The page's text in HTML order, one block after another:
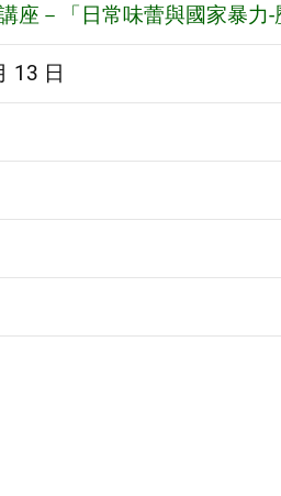
座－「日常味蕾與國家暴力
13 日